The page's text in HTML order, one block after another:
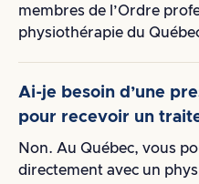
membres de l’Ordre
physiothérapie du
Ai-je besoin d’une
pour recevoir un
Non. Au Québec, vous
directement avec un